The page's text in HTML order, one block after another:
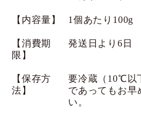
【内容量】 1個あたり100g
【消費期
限】
発送日より6日
【保存方
法】
要冷蔵（10℃以
であってもお早
い。